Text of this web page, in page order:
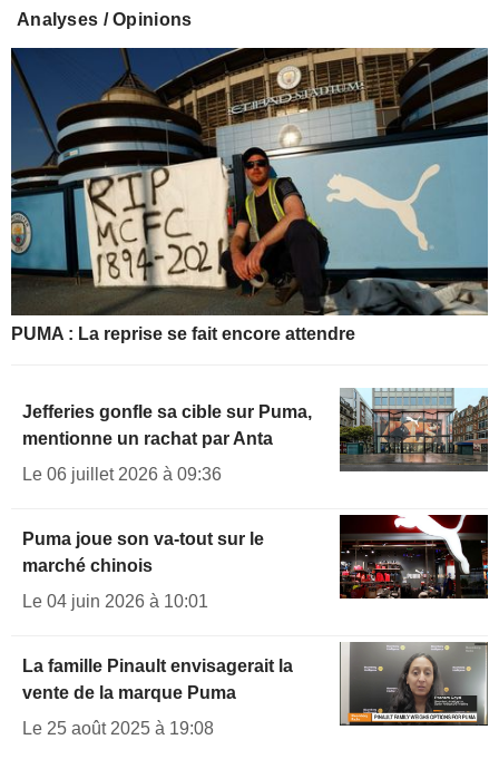
Analyses / Opinions
PUMA : La reprise se fait encore attendre
Jefferies gonfle sa cible sur Puma,
mentionne un rachat par Anta
Le 06 juillet 2026 à 09:36
Puma joue son va-tout sur le
marché chinois
Le 04 juin 2026 à 10:01
La famille Pinault envisagerait la
vente de la marque Puma
Le 25 août 2025 à 19:08